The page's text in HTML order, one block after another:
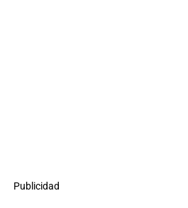
Publicidad